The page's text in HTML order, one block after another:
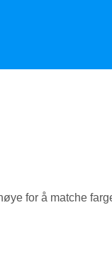
for å matche